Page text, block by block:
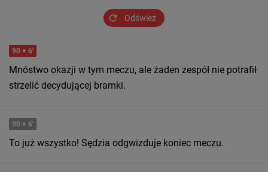
Odśwież
90 + 6'
Mnóstwo okazji w tym meczu, ale żaden zespół nie potrafił
strzelić decydującej bramki.
90 + 6'
To już wszystko! Sędzia odgwizduje koniec meczu.